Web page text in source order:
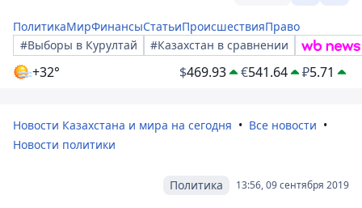
ПолитикаМирФинансыСтатьиПроисшествияПраво
#Выборы в Курултай
#Казахстан в сравнении
+32° $469.93 €541.64 ₽5.71
Новости Казахстана и мира на сегодня
Все новости
Новости политики
13:56, 09 сентября 2019
Политика